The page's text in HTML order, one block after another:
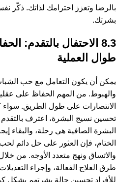
بالرضا وتعزز احترامك لذاتك. ذكّر
بشرتك.
8.3 الاحتفال بالتقدم:
طوال العملية
يمكن أن يكون التعامل مع حب
والهبوط. من المهم الحفاظ على
الانتصارات على طول الطريق. سواء
تحسين نسيج البشرة، اعترف
البشرة الصافية هي رحلة، والبقاء
الختام، فإن العثور على حل دائم
والاتساق ونهج متعدد الأوجه. من
طرق العلاج الفعالة، وإجراء
للأفراد تحسين حالة بشرتهم بشكل